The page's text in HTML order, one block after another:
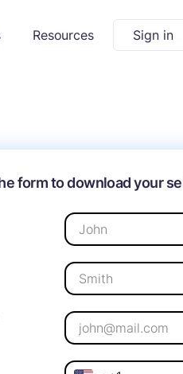
Resources Sign in
form to download your